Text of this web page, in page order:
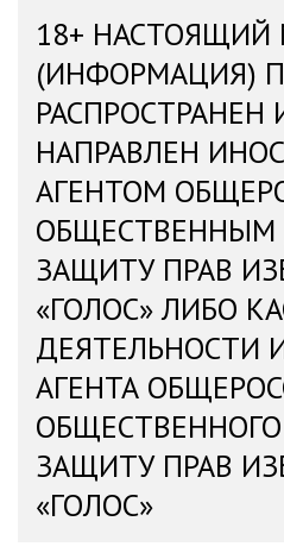
18+ НАСТОЯЩИЙ
(ИНФОРМАЦИЯ)
РАСПРОСТРАНЕН
НАПРАВЛЕН
АГЕНТОМ
ЗАЩИТУ ПРАВ
«ГОЛОС» ЛИБО
ДЕЯТЕЛЬНОСТИ
АГЕНТА
ЗАЩИТУ ПРАВ
«ГОЛОС»